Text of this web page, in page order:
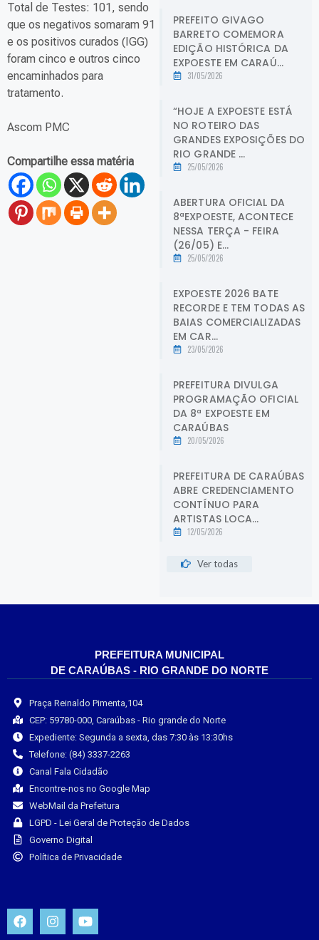
Total de Testes: 101, sendo
que os negativos somaram 91
e os positivos curados (IGG)
foram cinco e outros cinco
encaminhados para
tratamento.
Ascom PMC
Compartilhe essa matéria
PREFEITO GIVAGO
BARRETO COMEMORA
EDIÇÃO HISTÓRICA DA
EXPOESTE EM CARAÚ...
31/05/2026
“HOJE A EXPOESTE ESTÁ
NO ROTEIRO DAS
GRANDES EXPOSIÇÕES DO
RIO GRANDE ...
25/05/2026
ABERTURA OFICIAL DA
8ªEXPOESTE, ACONTECE
NESSA TERÇA - FEIRA
(26/05) E...
25/05/2026
EXPOESTE 2026 BATE
RECORDE E TEM TODAS AS
BAIAS COMERCIALIZADAS
EM CAR...
23/05/2026
PREFEITURA DIVULGA
PROGRAMAÇÃO OFICIAL
DA 8ª EXPOESTE EM
CARAÚBAS
20/05/2026
PREFEITURA DE CARAÚBAS
ABRE CREDENCIAMENTO
CONTÍNUO PARA
ARTISTAS LOCA...
12/05/2026
Ver todas
PREFEITURA MUNICIPAL
DE CARAÚBAS - RIO GRANDE DO NORTE
Praça Reinaldo Pimenta,104
CEP: 59780-000, Caraúbas - Rio grande do Norte
Expediente: Segunda a sexta, das 7:30 às 13:30hs
Telefone: (84) 3337-2263
Canal Fala Cidadão
Encontre-nos no Google Map
WebMail da Prefeitura
LGPD - Lei Geral de Proteção de Dados
Governo Digital
Política de Privacidade